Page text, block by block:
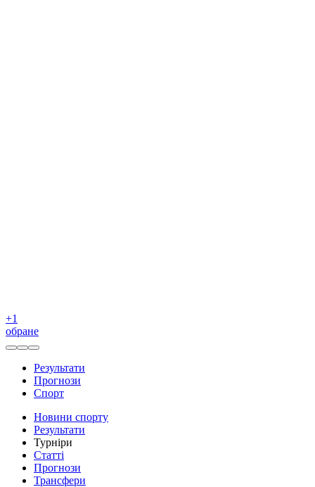
+1
обране
Результати
Прогнози
Спорт
Новини спорту
Результати
Турніри
Статті
Прогнози
Трансфери